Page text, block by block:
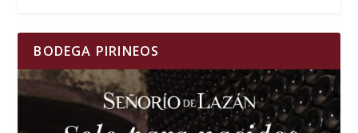
BODEGA PIRINEOS